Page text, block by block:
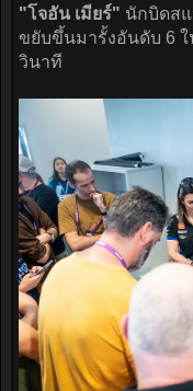
"โจอัน เมียร์" นักบิดส
ขยับขึ้นมารั้งอันดับ 6
วินาที